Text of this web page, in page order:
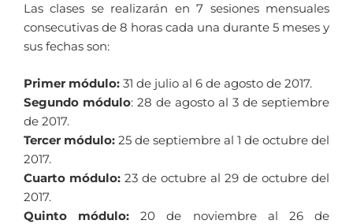
Las clases se realizarán en 7 sesiones mensuales
consecutivas de 8 horas cada una durante 5 meses y
sus fechas son:
Primer módulo: 31 de julio al 6 de agosto de 2017.
Segundo módulo: 28 de agosto al 3 de septiembre
de 2017.
Tercer módulo: 25 de septiembre al 1 de octubre del
2017.
Cuarto módulo: 23 de octubre al 29 de octubre del
2017.
Quinto módulo: 20 de noviembre al 26 de